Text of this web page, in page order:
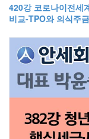
420강 코로나이전세
비교-TPO